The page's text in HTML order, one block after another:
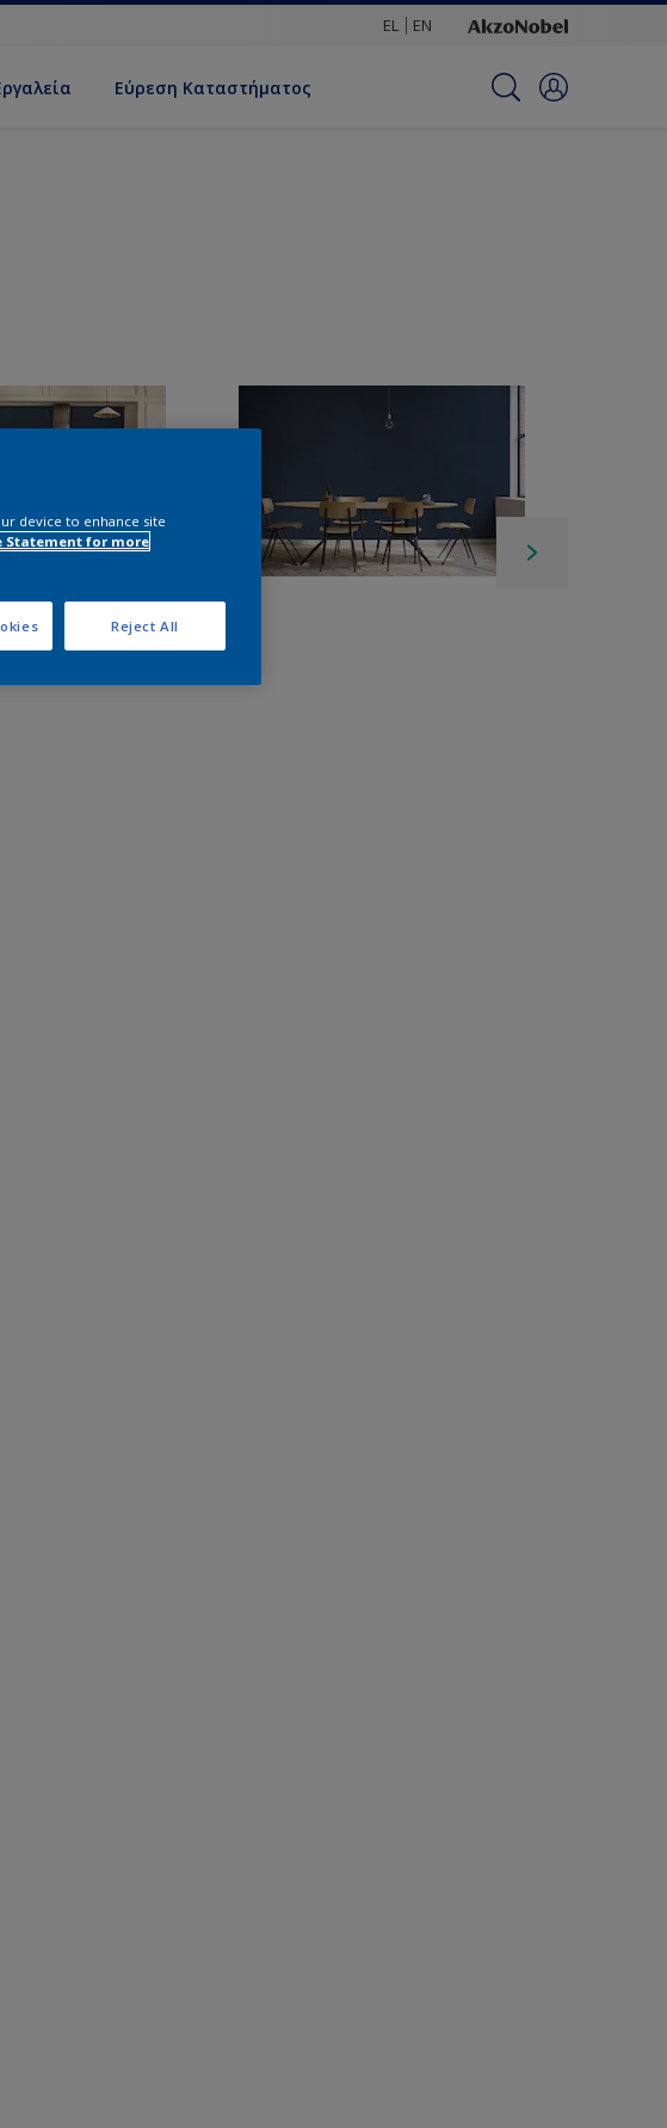
EL EN
Εύρεση Καταστήματος
device to enhance site
Statement for more
Reject All